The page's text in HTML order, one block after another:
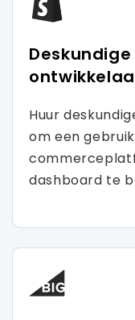
Huur
om een
dashboard te